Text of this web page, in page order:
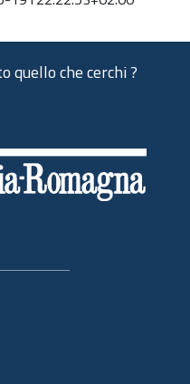
quello che cerchi ?